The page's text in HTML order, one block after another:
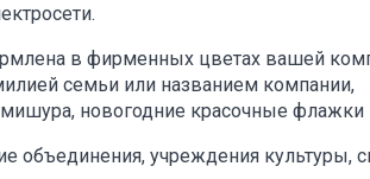
в фирменных цветах вашей
семьи или названием компании,
новогодние красочные флажки
объединения, учреждения культуры,